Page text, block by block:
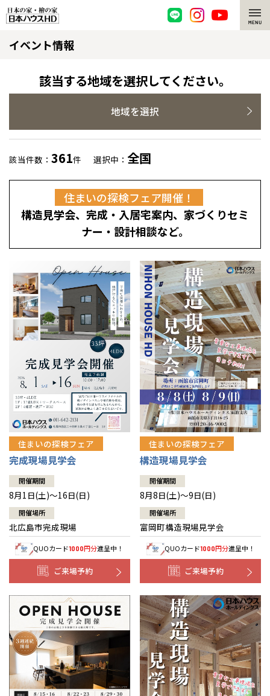
脱炭素・檜の家
環境にやさしい、脱炭素社会の住宅
耐震構造
高耐久住宅
高断熱・高気密の家
エネルギー自給自足
感謝訪問・長期保証
直営工事
1メーターモジュール
冷暖房標準装備
24時間対応コールセンター
デザイン賞各種受賞
セントラルヒーティング
選ばれる理由
檜の魅力 トップ
檜と日本人
1000年を超えて生きる檜
知られざる檜の効果・作用
理想の木材「檜」
注文住宅
グレートステージ
平屋の家
外観・インテリア集
暮らし方提案
住まいのコラム
住まいのお手入れ集
リフォーム トップ
選ばれる理由
リフォームの流れ
介護保険利用で快適リフォーム
賃貸併用住宅のメリット
安心のサポートシステム
展示場案内
分譲住宅・土地
分譲マンション
分譲マンション トップ
ワザックとは
高い信頼性
安心の管理体制
ギャラリー
会社情報
会社情報 トップ
ニュースリリース
代表ごあいさつ
企業理念
会社概要
事業部紹介
IR情報
木材調達指針
グループ会社紹介
CMギャラリー
お問い合わせ
会員サイト
イベント情報
該当する地域を選択してください。
地域を選択
該当件数： 361件 選択中： 全国
住まいの探検フェア開催！
構造見学会、完成・入居宅案内、家づくりセミ
ナー・設計相談など。
住まいの探検フェア
完成現場見学会
開催期間
8月1日(土)～16日(日)
開催場所
北広島市完成現場
QUOカード1000円分進呈中！
ご来場予約
住まいの探検フェア
構造現場見学会
開催期間
8月8日(土)～9日(日)
開催場所
富岡町構造現場見学会
QUOカード1000円分進呈中！
ご来場予約